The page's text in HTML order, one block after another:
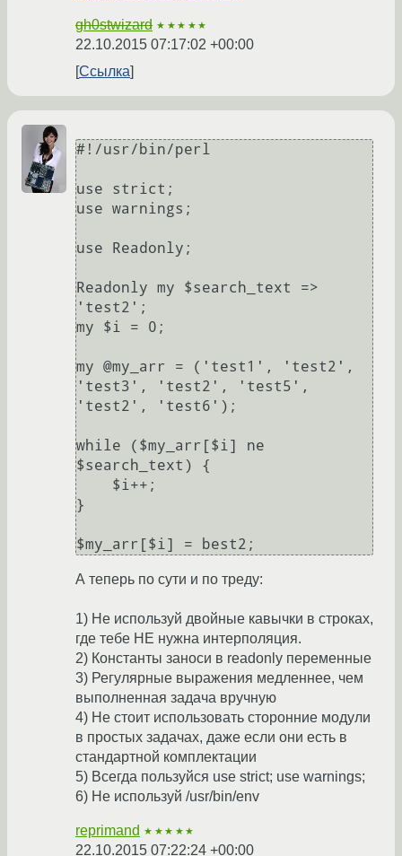
gh0stwizard ★★★★★
22.10.2015 07:17:02 +00:00
Ссылка
#!/usr/bin/perl
use strict;
use warnings;
use Readonly;
Readonly my $search_text =>
'test2';
my $i = 0;
my @my_arr = ('test1', 'test2',
'test3', 'test2', 'test5',
'test2', 'test6');
while ($my_arr[$i] ne
$search_text) {
}
$my_arr[$i] = best2;
А теперь по сути и по треду:
1) Не используй двойные кавычки в строках,
где тебе НЕ нужна интерполяция.
2) Константы заноси в readonly переменные
3) Регулярные выражения медленнее, чем
выполненная задача вручную
4) Не стоит использовать сторонние модули
в простых задачах, даже если они есть в
стандартной комплектации
5) Всегда пользуйся use strict; use warnings;
6) Не используй /usr/bin/env
reprimand ★★★★★
22.10.2015 07:22:24 +00:00